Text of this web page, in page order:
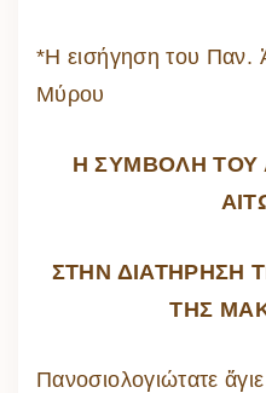
*Η εισήγηση του Παν.
Μύρου
Η ΣΥΜΒΟΛΗ ΤΟΥ
ΣΤΗΝ ΔΙΑΤΗΡΗΣΗ
ΤΗΣ
Πανοσιολογιώτατε